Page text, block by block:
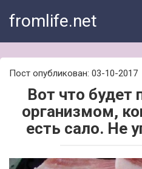
fromlife.net
Пост опубликован: 03-10-2017
Вот что будет
организмом,
есть сало. Не